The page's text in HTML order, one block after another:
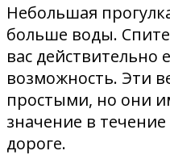
Небольшая
больше воды.
вас действительно
возможность. Эти
простыми, но они
значение в
дороге.